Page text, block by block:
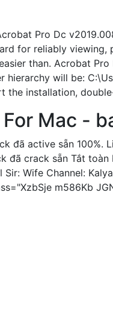
Pro Dc
for reliably viewing,
than. Acrobat
will be:
the installation,
Mac -
đã active sẵn 100%.
đã crack sẵn Tắt
Wife Channel:
m586Kb